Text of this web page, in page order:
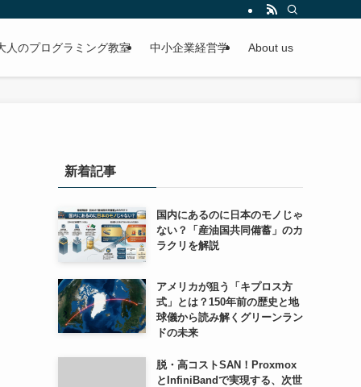
人のプログラミング教室 中小企業経営学 About us
新着記事
国内にあるのに日本のモノじゃ
ない？「産油国共同備蓄」のカ
ラクリを解説
アメリカが狙う「キプロス方
式」とは？150年前の歴史と地
球儀から読み解くグリーンラン
ドの未来
脱・高コストSAN！Proxmox
とInfiniBandで実現する、次世